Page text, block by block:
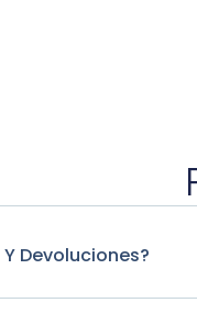
Devoluciones?